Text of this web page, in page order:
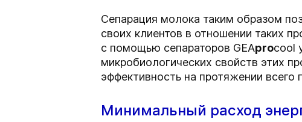
Сепарация молока таким образом
своих клиентов в отношении таких
с помощью сепараторов GEAprocool
микробиологических свойств этих
эффективность на протяжении
Минимальный расход